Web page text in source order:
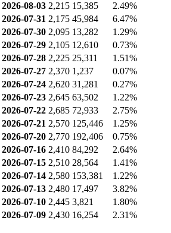
2026-08-03 2,215 15,385
2.49%
2026-07-31 2,175 45,984
6.47%
2026-07-30 2,095 13,282
1.29%
2026-07-29 2,105 12,610
0.73%
2026-07-28 2,225 25,311
1.51%
2026-07-27 2,370 1,237
0.07%
2026-07-24 2,620 31,281
0.27%
2026-07-23 2,645 63,502
1.22%
2026-07-22 2,685 72,933
2.75%
2026-07-21 2,570 125,446
1.25%
2026-07-20 2,770 192,406
0.75%
2026-07-16 2,410 84,292
2.64%
2026-07-15 2,510 28,564
1.41%
2026-07-14 2,580 153,381
1.22%
2026-07-13 2,480 17,497
3.82%
2026-07-10 2,445 3,821
1.80%
2026-07-09 2,430 16,254 2.31%